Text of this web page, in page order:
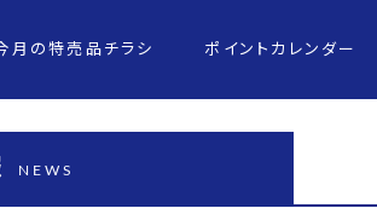
月の特売品チラシ ポイントカレンダー
NEWS